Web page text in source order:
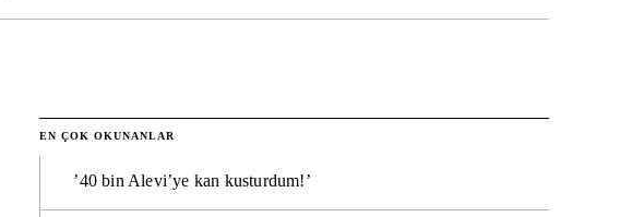
EN ÇOK OKUNANLAR
’40 bin Alevi’ye kan kusturdum!’